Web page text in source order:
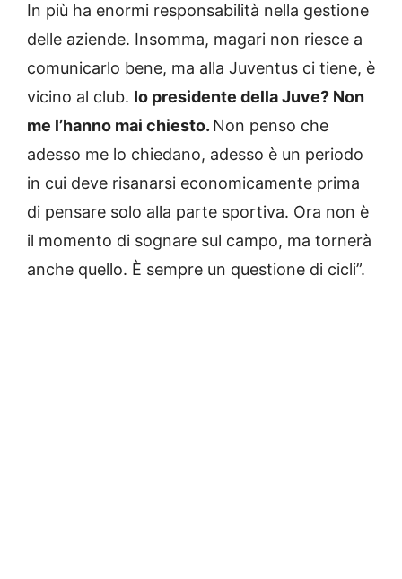
In più ha enormi responsabilità nella gestione
delle aziende. Insomma, magari non riesce a
comunicarlo bene, ma alla Juventus ci tiene, è
vicino al club. Io presidente della Juve? Non
me l’hanno mai chiesto. Non penso che
adesso me lo chiedano, adesso è un periodo
in cui deve risanarsi economicamente prima
di pensare solo alla parte sportiva. Ora non è
il momento di sognare sul campo, ma tornerà
anche quello. È sempre un questione di cicli”.